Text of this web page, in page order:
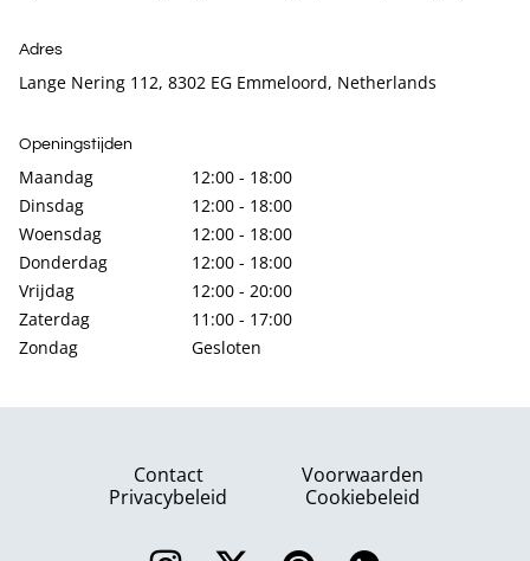
Adres
Lange Nering 112, 8302 EG Emmeloord, Netherlands
Openingstijden
Maandag
12:00 - 18:00
Dinsdag
12:00 - 18:00
Woensdag
12:00 - 18:00
Donderdag
12:00 - 18:00
Vrijdag
12:00 - 20:00
Zaterdag
11:00 - 17:00
Zondag
Gesloten
Contact
Voorwaarden
Privacybeleid
Cookiebeleid